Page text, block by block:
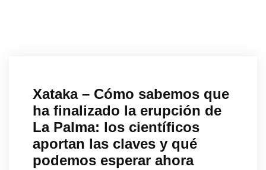
Xataka – Cómo sabemos que
ha finalizado la erupción de
La Palma: los científicos
aportan las claves y qué
podemos esperar ahora